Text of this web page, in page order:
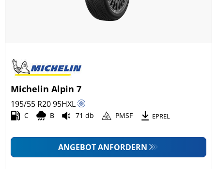
Pkw (45)
Transporter (0)
Wohnmobil (0)
Michelin Alpin 7
195/55 R2095HXL
C B 71 db PMSF EPREL
ANGEBOT ANFORDERN